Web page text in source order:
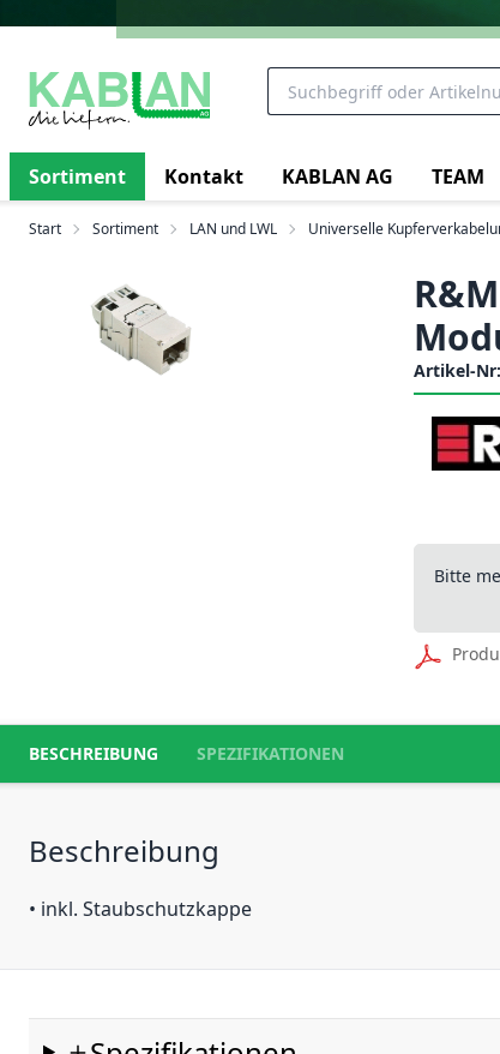
Sortiment Kontakt KABLAN AG TEAM
Start Sortiment LAN und LWL Universelle
Artikel-Nr:
Bitte
BESCHREIBUNG SPEZIFIKATIONEN
Beschreibung
• inkl. Staubschutzkappe